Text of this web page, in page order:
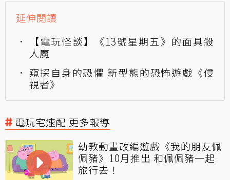
延伸閱讀
【電玩怪談】《13號星期五》的面具殺
人魔
窺探自身的恐懼 新型態的恐怖遊戲《侵
視者》
電玩宅速配 更多報導
幼教動畫改編遊戲《我的朋友佩
佩豬》10月推出 和佩佩豬一起
旅行去！